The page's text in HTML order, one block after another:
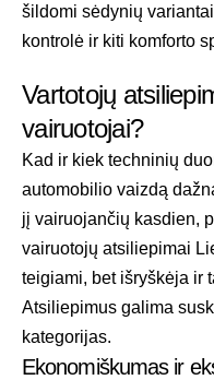
šildomi sėdynių
kontrolė ir kiti komforto
Vartotojų
vairuotojai?
Kad ir kiek techninių
automobilio vaizdą
jį vairuojančių kasdien,
vairuotojų atsiliepimai
teigiami, bet išryškėja ir
Atsiliepimus galima
kategorijas.
Ekonomiškumas ir